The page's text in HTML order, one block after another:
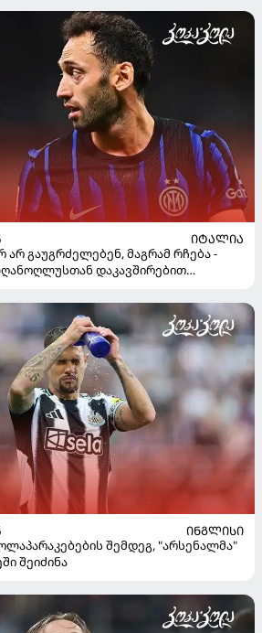
ᲘᲢᲐᲚᲘᲐ
არ გაუგრძელებენ, მაგრამ რჩება -
დაკავშირებით
ᲘᲜᲒᲚᲘᲡᲘ
შემდეგ, "არსენალმა"
შეიძინა